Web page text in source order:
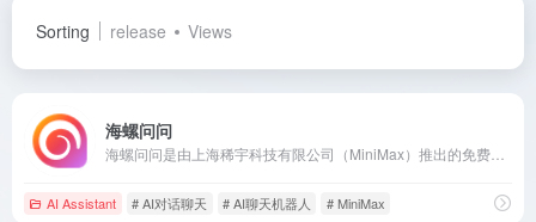
Sorting release Views
海螺问问
AI Assistant # AI对话聊天 # AI聊天机器人 # MiniMax